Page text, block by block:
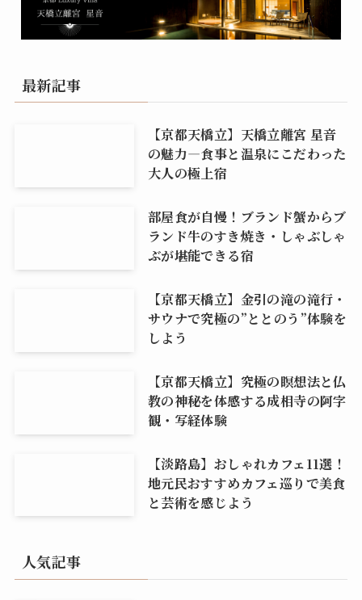
最新記事
【京都天橋立】天橋立離宮 星音
の魅力―食事と温泉にこだわった
大人の極上宿
部屋食が自慢！ブランド蟹からブ
ランド牛のすき焼き・しゃぶしゃ
ぶが堪能できる宿
【京都天橋立】金引の滝の滝行・
サウナで究極の”ととのう”体験を
しよう
【京都天橋立】究極の瞑想法と仏
教の神秘を体感する成相寺の阿字
観・写経体験
【淡路島】おしゃれカフェ11選！
地元民おすすめカフェ巡りで美食
と芸術を感じよう
人気記事